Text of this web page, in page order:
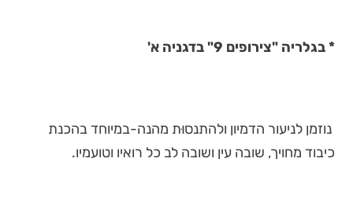
*בגלריה "צירופים 9" בדגניה א'
נוזמן לניעור הדמיון ולהתנסוּת מהנה-במיוחד בהכנת
כיבוד מחויך, שובה עין ושובה לב כל רואיו וטועמיו.